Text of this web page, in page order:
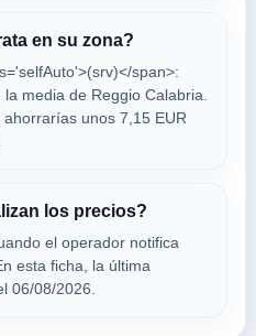
VER PRECIOS
VER PRECIOS
en su zona?
span>:
media de Reggio Calabria.
unos 7,15 EUR
los precios?
el operador notifica
esta ficha, la última
06/08/2026.